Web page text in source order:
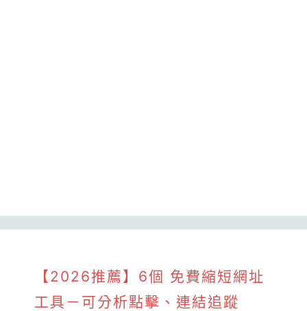
【2026推薦】6個 免費縮短網址
工具－可分析點擊、連結追蹤